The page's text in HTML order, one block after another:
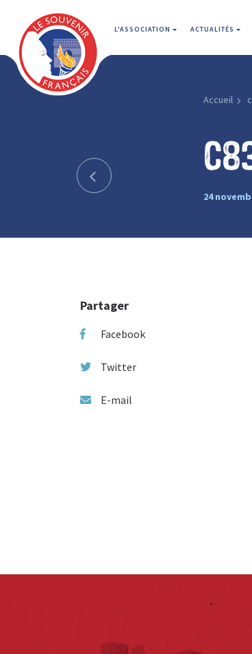
L'ASSOCIATION ACTUALITÉS
Accueil
24
Partager
Facebook
Twitter
E-mail